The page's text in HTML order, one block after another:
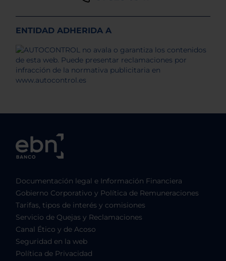
ENTIDAD ADHERIDA A
Documentación legal e Información Financiera
Gobierno Corporativo y Política de Remuneraciones
Tarifas, tipos de interés y comisiones
Servicio de Quejas y Reclamaciones
Canal Ético y de Acoso
Seguridad en la web
Política de Privacidad